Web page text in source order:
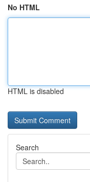
No HTML
HTML is disabled
Search